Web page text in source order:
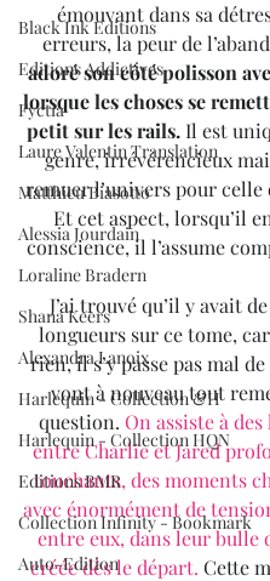
Black Ink Editions
Editions Addictives
Fyctia
Laure Valentin Translation
Matthieu Biasotto
Alessia Jourdain
Loraline Bradern
Shana Keers
Alexandra Lanoix
Harlequin - Collection &H
Harlequin - Collection HQN
Editions BMR
Collection Infinity - Bookmark
Auto-Edition
émouvant dans sa
erreurs, la peur de
adoré son côté polisson
lorsque les choses se
petit sur les rails. Il est
genre, irrévérencieux
remuer l’univers pour celle
Et cet aspect, lorsqu’il
conscience, il l’assume
J’ai trouvé qu’il y avait
longueurs sur ce tome,
rien, il s’y passe pas mal
vont à nouveau tout
question. On assiste à
entre Charlie et Jared
touchants, des moments
avec énormément de
entre eux, dans leur bulle
créée dès le départ. Cette